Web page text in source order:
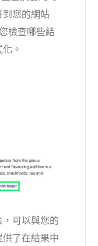
您的網站
檢查哪些結
。
可以與您的
了在結果中